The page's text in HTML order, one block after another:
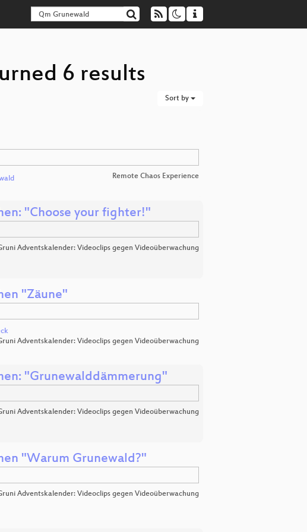
6 results
Sort by
Remote Chaos Experience
"Choose your fighter!"
Adventskalender: Videoclips gegen Videoüberwachung
"Zäune"
Adventskalender: Videoclips gegen Videoüberwachung
"Grunewalddämmerung"
Adventskalender: Videoclips gegen Videoüberwachung
"Warum Grunewald?"
Adventskalender: Videoclips gegen Videoüberwachung